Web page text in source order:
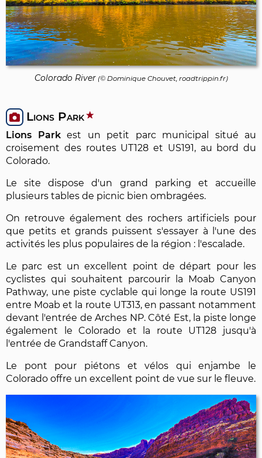
Colorado River(© Dominique Chouvet, roadtrippin.fr)
Lions Park
Lions Parkest un petit parc municipal situé au
croisement des routes UT128 et US191, au bord du
Colorado.
Le site dispose d'un grand parking et accueille
plusieurs tables de picnic bien ombragées.
On retrouve également des rochers artificiels pour
que petits et grands puissent s'essayer à l'une des
activités les plus populaires de la région : l'escalade.
Le parc est un excellent point de départ pour les
cyclistes qui souhaitent parcourir la Moab Canyon
Pathway, une piste cyclable qui longe la route US191
entre Moab et la route UT313, en passant notamment
devant l'entrée de Arches NP. Côté Est, la piste longe
également le Colorado et la route UT128 jusqu'à
l'entrée de Grandstaff Canyon.
Le pont pour piétons et vélos qui enjambe le
Colorado offre un excellent point de vue sur le fleuve.